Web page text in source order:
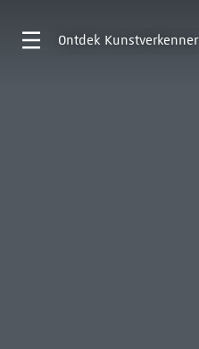
Ontdek Kunstverkenner